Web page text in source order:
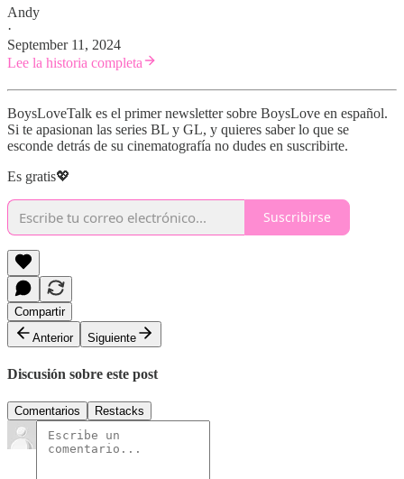
Andy
·
September 11, 2024
Lee la historia completa
BoysLoveTalk es el primer newsletter sobre BoysLove en español.
Si te apasionan las series BL y GL, y quieres saber lo que se
esconde detrás de su cinematografía no dudes en suscribirte.
Es gratis💖
Suscribirse
Compartir
Anterior
Siguiente
Discusión sobre este post
Comentarios Restacks